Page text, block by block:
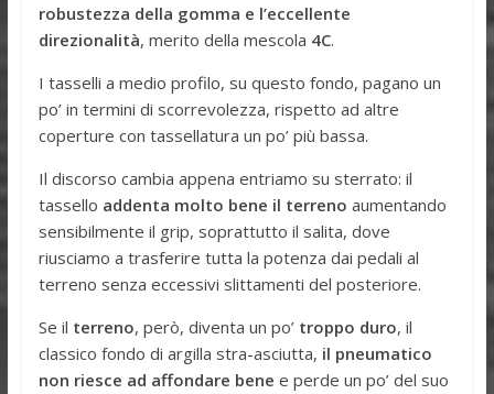
robustezza della gomma e l’eccellente
direzionalità, merito della mescola 4C.
I tasselli a medio profilo, su questo fondo, pagano un
po’ in termini di scorrevolezza, rispetto ad altre
coperture con tassellatura un po’ più bassa.
Il discorso cambia appena entriamo su sterrato: il
tassello addenta molto bene il terreno aumentando
sensibilmente il grip, soprattutto il salita, dove
riusciamo a trasferire tutta la potenza dai pedali al
terreno senza eccessivi slittamenti del posteriore.
Se il terreno, però, diventa un po’ troppo duro, il
classico fondo di argilla stra-asciutta, il pneumatico
non riesce ad affondare bene e perde un po’ del suo